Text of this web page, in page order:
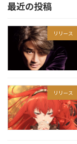
最近の投稿
リリース
リリース